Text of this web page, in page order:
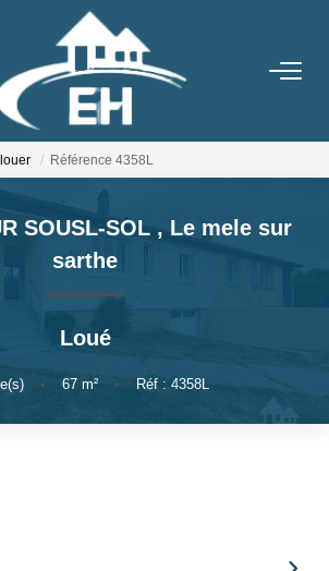
ACHETER
LOUER
Nos Biens
Gestion Locative
ESTIMER
Référence 4358L
SOUSL-SOL , Le mele sur
sarthe
Loué
• 67m² • Réf : 4358L